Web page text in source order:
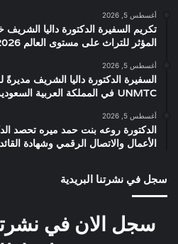
أغسطس 5, 2026
تكريم السفيرة الدكتورة داليا الشريف
المؤثر للتراث على مستوى العالم 2026”
أغسطس 5, 2026
السفيرة الدكتورة داليا الشريف مديرةً
UNMTC في المملكة العربية السعودية
أغسطس 5, 2026
الدكتورة روعه بنت حمد ميره تحصد
الأعمال والاتصال الرقمي وشهادة القائد
سجل في نشرتنا البريدية
سجل الان في